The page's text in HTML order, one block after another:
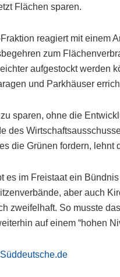
Flächen sparen.
reagiert mit einem
zum
aufgestockt werden
und Parkhäuser
sparen, ohne die
des
die Grünen fordern, lehnt
es im Freistaat ein
aber auch
zweifelhaft. So musste
auf einem “hohen
Süddeutsche.de